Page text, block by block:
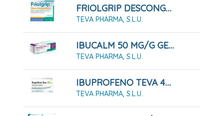
FRIOLGRIP DESCONGESTIVO POLVO PARA SOLUCIÓN ORAL , 10 Sobres
TEVA PHARMA, S.L.U.
IBUCALM 50 MG/G GEL MENTOLADO, TUBO 60 G
TEVA PHARMA, S.L.U.
IBUPROFENO TEVA 400 MG CÁPSULAS BLANDAS, 20 CÁPSULAS
TEVA PHARMA, S.L.U.